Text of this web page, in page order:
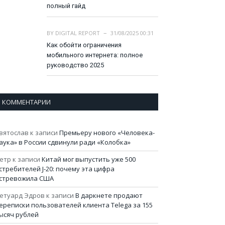
полный гайд
BY DIGITAL REPORT
31/08/2025 00:31
Как обойти ограничения
мобильного интернета: полное
руководство 2025
КОММЕНТАРИИ
к записи Премьеру нового «Человека-
в России сдвинули ради «Колобка»
к записи Китай мог выпустить уже 500
J-20: почему эта цифра
США
Эдров к записи В даркнете продают
пользователей клиента Telega за 155
рублей